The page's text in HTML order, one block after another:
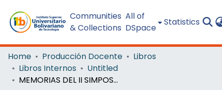
Communities
& Collections
All of
DSpace
Statistics
Home Producción Docente
Libros
Libros Internos
Untitled
MEMORIAS DEL II SIMPOSIO INTERNACIONAL PROFESIONALES AUTOMOTRIZ.